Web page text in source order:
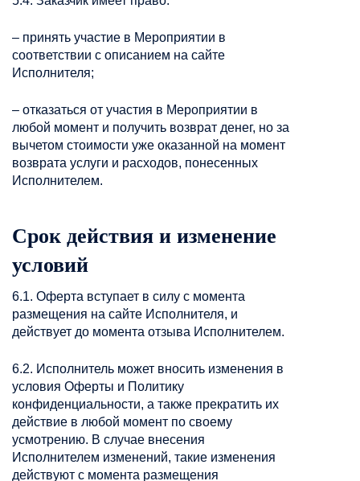
– принять участие в Мероприятии в
соответствии с описанием на сайте
Исполнителя;
– отказаться от участия в Мероприятии в
любой момент и получить возврат денег, но за
вычетом стоимости уже оказанной на момент
возврата услуги и расходов, понесенных
Исполнителем.
Срок действия и изменение
условий
6.1. Оферта вступает в силу с момента
размещения на сайте Исполнителя, и
действует до момента отзыва Исполнителем.
6.2. Исполнитель может вносить изменения в
условия Оферты и Политику
конфиденциальности, а также прекратить их
действие в любой момент по своему
усмотрению. В случае внесения
Исполнителем изменений, такие изменения
действуют с момента размещения